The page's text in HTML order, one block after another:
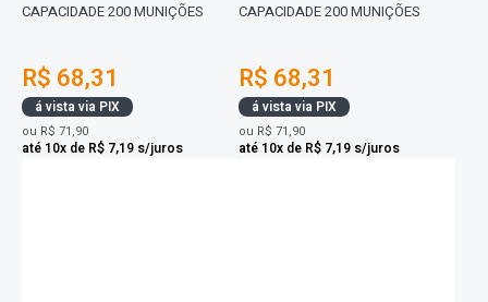
CAPACIDADE 200 MUNIÇÕES
R$ 68,31
á vista via PIX
ou R$ 71,90
até 10x de R$ 7,19 s/juros
CAPACIDADE 200 MUNIÇÕES
R$ 68,31
á vista via PIX
ou R$ 71,90
até 10x de R$ 7,19 s/juros